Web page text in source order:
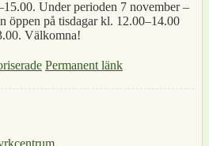
Under perioden 7 november –
öppen på tisdagar kl. 12.00–14.00
Välkomna!
Permanent länk